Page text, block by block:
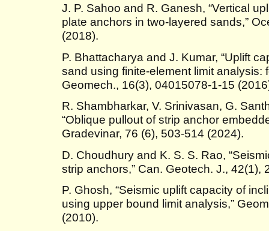
J. P. Sahoo and R. Ganesh, “Vertical
plate anchors in two-layered sands,”
(2018).
P. Bhattacharya and J. Kumar, “Uplift
sand using finite-element limit analysis:
Geomech., 16(3), 04015078-1-15
R. Shambharkar, V. Srinivasan, G.
“Oblique pullout of strip anchor
Gradevinar, 76 (6), 503-514 (2024).
D. Choudhury and K. S. S. Rao,
strip anchors,” Can. Geotech. J., 42(1),
P. Ghosh, “Seismic uplift capacity of
using upper bound limit analysis,”
(2010).